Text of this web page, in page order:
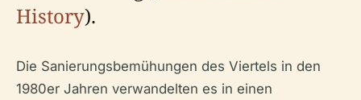
History).
Die Sanierungsbemühungen des Viertels in den
1980er Jahren verwandelten es in einen